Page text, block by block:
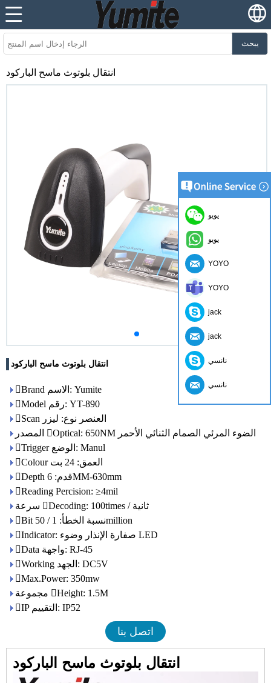
يبحث
انتقال بلوتوث ماسح الباركود
انتقال بلوتوث ماسح الباركود
Brand الاسم: Yumite
Model رقم: YT-890
Scan العنصر نوع: ليزر
المصدر Optical: 650NM الضوء المرئي الصمام الثنائي الأحمر
Trigger الوضع: Manul
Colour العمق: 24 بت
Depth قدم: 6MM-630mm
Reading Percision: ≥4mil
سرعة Decoding: 100times / ثانية
Bit نسبة الخطأ: 1 / 50million
Indicator: صفارة الإنذار وضوء LED
Data واجهة: RJ-45
Working الجهد: DC5V
Max.Power: 350mw
مجموعة Height: 1.5M
IP التقييم: IP52
اتصل بنا
انتقال بلوتوث ماسح الباركود
يويو
يويو
YOYO
YOYO
jack
jack
نانسي
نانسي